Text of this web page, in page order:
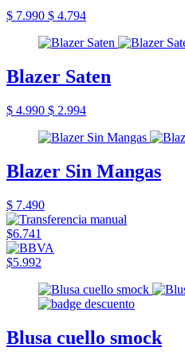
$ 7.990 $ 4.794
Blazer Saten
$ 4.990 $ 2.994
Blazer Sin Mangas
$ 7.490
$6.741
$5.992
Blusa cuello smock